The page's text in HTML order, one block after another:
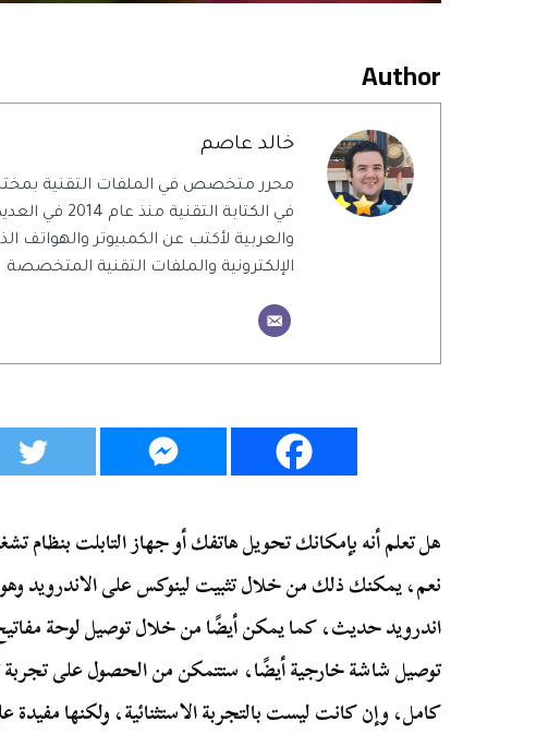
Author
خالد عاصم
محرر متخصص في الملفات التقنية
في الكتابة
والعربية لأكتب عن الكمبيوتر والهواتف
الإلكترونية والملفات التقنية المتخصصة
هل تعلم أنه بإمكانك تحويل هاتفك أو جهاز التابلت بنظام
نعم، يمكنك ذلك من خلال تثبيت لينوكس على الاندرويد
اندرويد حديث، كما يمكن أيضًا من خلال توصيل لوحة
توصيل شاشة خارجية أيضًا، ستتمكن من الحصول على تجربة
كامل، وإن كانت ليست بالتجربة الاستثنائية، ولكنها مفيدة